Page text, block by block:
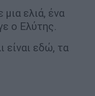
ελιά, ένα
ο Ελύτης.
είναι εδώ, τα